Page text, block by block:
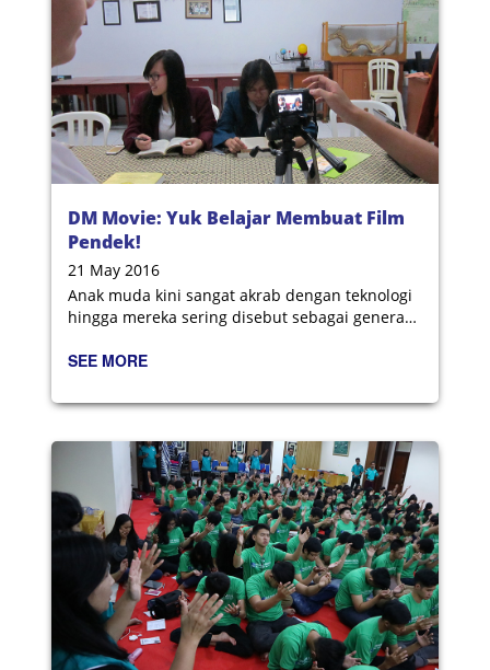
DM Movie: Yuk Belajar Membuat Film
Pendek!
21 May 2016
Anak muda kini sangat akrab dengan teknologi
hingga mereka sering disebut sebagai generasi
SEE MORE